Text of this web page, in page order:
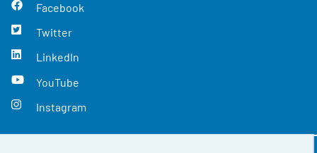
Facebook
Twitter
LinkedIn
YouTube
Instagram